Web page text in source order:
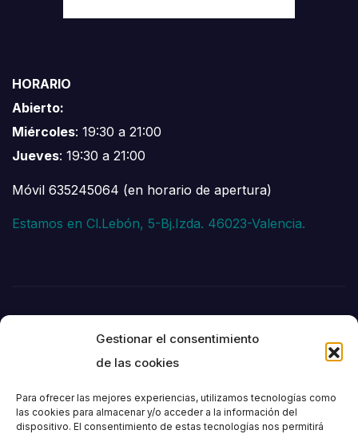
Gestionar el consentimiento
de las cookies
Para ofrecer las mejores experiencias, utilizamos tecnologías como
las cookies para almacenar y/o acceder a la información del
dispositivo. El consentimiento de estas tecnologías nos permitirá
HORARIO
Abierto:
Miércoles: 19:30 a 21:00
Jueves: 19:30 a 21:00
Móvil 635245064 (en horario de apertura)
Estamos en Cl.Lebón, 5-Bj.Izda. 46023-Valencia.